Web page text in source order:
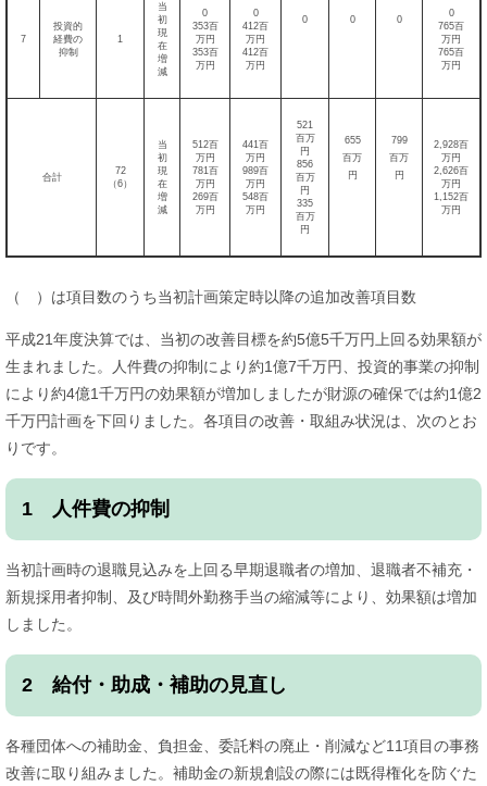
7
投資的
経費の
抑制
1
当
初
現
在
増
減
0
353百
万円
353百
万円
0
412百
万円
412百
万円
0 0 0
0
765百
万円
765百
万円
合計
72
（6）
当
初
現
在
増
減
512百
万円
781百
万円
269百
万円
441百
万円
989百
万円
548百
万円
521
百万
円
856
百万
円
335
百万
円
655
百万
円
799
百万
円
2,928百
万円
2,626百
万円
1,152百
万円
（ ）は項目数のうち当初計画策定時以降の追加改善項目数
平成21年度決算では、当初の改善目標を約5億5千万円上回る効果額が
生まれました。人件費の抑制により約1億7千万円、投資的事業の抑制
により約4億1千万円の効果額が増加しましたが財源の確保では約1億2
千万円計画を下回りました。各項目の改善・取組み状況は、次のとお
りです。
1 人件費の抑制
当初計画時の退職見込みを上回る早期退職者の増加、退職者不補充・
新規採用者抑制、及び時間外勤務手当の縮減等により、効果額は増加
しました。
2 給付・助成・補助の見直し
各種団体への補助金、負担金、委託料の廃止・削減など11項目の事務
改善に取り組みました。補助金の新規創設の際には既得権化を防ぐた